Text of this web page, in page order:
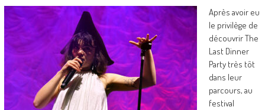
Après avoir eu
le privilège de
découvrir The
Last Dinner
Party très tôt
dans leur
parcours, au
festival